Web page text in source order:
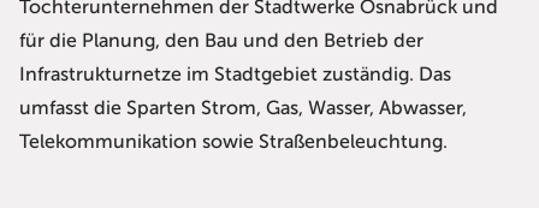
Tochterunternehmen der Stadtwerke Osnabrück und
für die Planung, den Bau und den Betrieb der
Infrastrukturnetze im Stadtgebiet zuständig. Das
umfasst die Sparten Strom, Gas, Wasser, Abwasser,
Telekommunikation sowie Straßenbeleuchtung.